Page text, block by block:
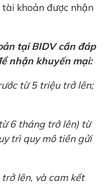
khoản được nhận
tại BIDV cần đáp
nhận khuyến mại:
từ 5 triệu trở lên;
6 tháng trở lên) từ
trì quy mô tiền gửi
lên, và cam kết